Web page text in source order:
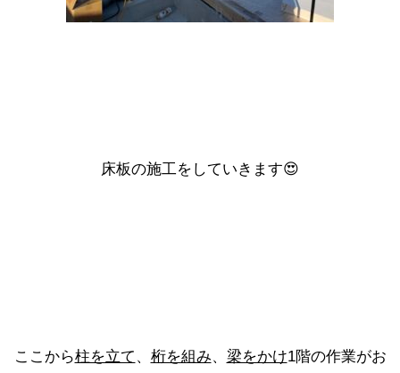
床板の施工をしていきます😍
ここから柱を立て 、 桁を組み、 梁をかけ1階の作業がお